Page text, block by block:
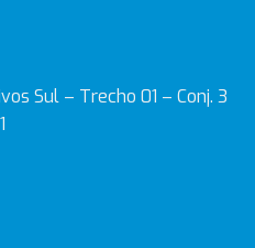
Sul – Trecho 01 – Conj. 3